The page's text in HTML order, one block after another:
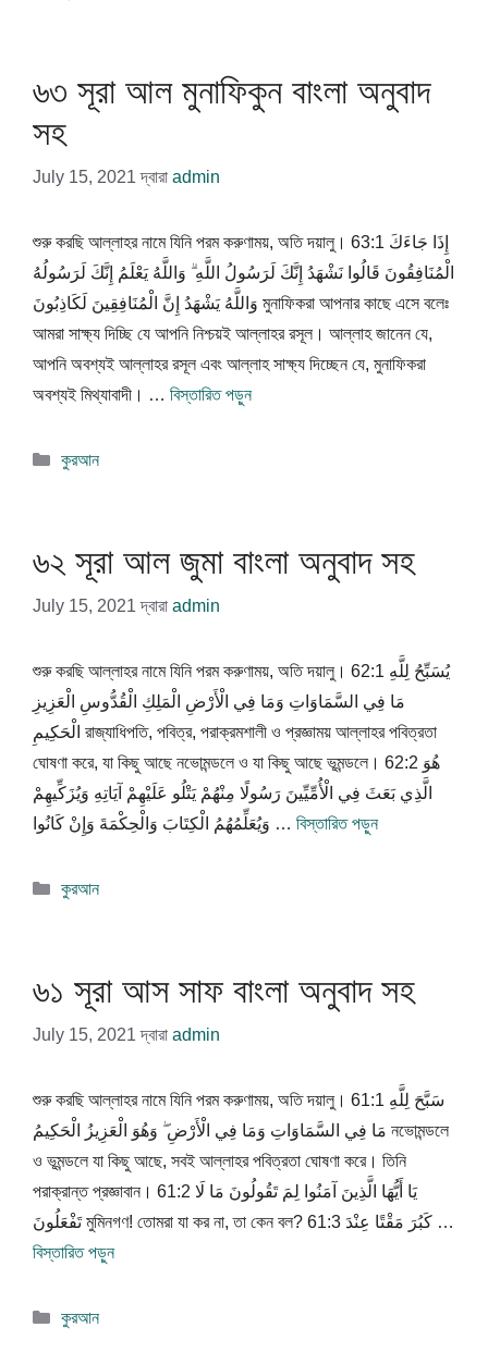
৬৩ সূরা আল মুনাফিকুন বাংলা অনুবাদ
সহ
July 15, 2021 দ্বারা admin
শুরু করছি আল্লাহর নামে যিনি পরম করুণাময়, অতি দয়ালু। 63:1 إِذَا جَاءَكَ
الْمُنَافِقُونَ قَالُوا نَشْهَدُ إِنَّكَ لَرَسُولُ اللَّهِ ۗ وَاللَّهُ يَعْلَمُ إِنَّكَ لَرَسُولُهُ
وَاللَّهُ يَشْهَدُ إِنَّ الْمُنَافِقِينَ لَكَاذِبُونَ মুনাফিকরা আপনার কাছে এসে বলেঃ
আমরা সাক্ষ্য দিচ্ছি যে আপনি নিশ্চয়ই আল্লাহর রসূল। আল্লাহ জানেন যে,
আপনি অবশ্যই আল্লাহর রসূল এবং আল্লাহ সাক্ষ্য দিচ্ছেন যে, মুনাফিকরা
অবশ্যই মিথ্যাবাদী। … বিস্তারিত পড়ুন
বিভাগ
কুরআন
৬২ সূরা আল জুমা বাংলা অনুবাদ সহ
July 15, 2021 দ্বারা admin
শুরু করছি আল্লাহর নামে যিনি পরম করুণাময়, অতি দয়ালু। 62:1 يُسَبِّحُ لِلَّهِ
مَا فِي السَّمَاوَاتِ وَمَا فِي الْأَرْضِ الْمَلِكِ الْقُدُّوسِ الْعَزِيزِ
الْحَكِيمِ রাজ্যাধিপতি, পবিত্র, পরাক্রমশালী ও প্রজ্ঞাময় আল্লাহর পবিত্রতা
ঘোষণা করে, যা কিছু আছে নভোমন্ডলে ও যা কিছু আছে ভূমন্ডলে। 62:2 هُوَ
الَّذِي بَعَثَ فِي الْأُمِّيِّينَ رَسُولًا مِنْهُمْ يَتْلُو عَلَيْهِمْ آيَاتِهِ وَيُزَكِّيهِمْ
وَيُعَلِّمُهُمُ الْكِتَابَ وَالْحِكْمَةَ وَإِنْ كَانُوا … বিস্তারিত পড়ুন
বিভাগ
কুরআন
৬১ সূরা আস সাফ বাংলা অনুবাদ সহ
July 15, 2021 দ্বারা admin
শুরু করছি আল্লাহর নামে যিনি পরম করুণাময়, অতি দয়ালু। 61:1 سَبَّحَ لِلَّهِ
مَا فِي السَّمَاوَاتِ وَمَا فِي الْأَرْضِ ۖ وَهُوَ الْعَزِيزُ الْحَكِيمُ নভোমন্ডলে
ও ভূমন্ডলে যা কিছু আছে, সবই আল্লাহর পবিত্রতা ঘোষণা করে। তিনি
পরাক্রান্ত প্রজ্ঞাবান। 61:2 يَا أَيُّهَا الَّذِينَ آمَنُوا لِمَ تَقُولُونَ مَا لَا
تَفْعَلُونَ মুমিনগণ! তোমরা যা কর না, তা কেন বল? 61:3 كَبُرَ مَقْتًا عِنْدَ …
বিস্তারিত পড়ুন
বিভাগ
কুরআন